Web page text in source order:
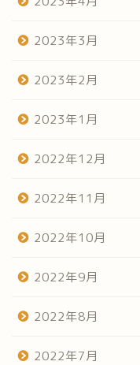
2023年3月
2023年2月
2023年1月
2022年12月
2022年11月
2022年10月
2022年9月
2022年8月
2022年7月